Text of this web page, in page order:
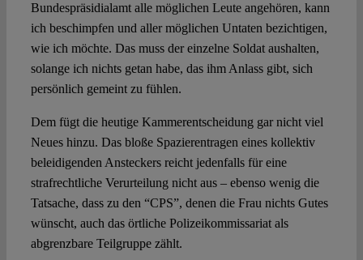
Bundespräsidialamt alle möglichen Leute angehören, kann
ich beschimpfen und aller möglichen Untaten bezichtigen,
wie ich möchte. Das muss der einzelne Soldat aushalten,
solange ich nichts getan habe, das ihm Anlass gibt, sich
persönlich gemeint zu fühlen.
Dem fügt die heutige Kammerentscheidung gar nicht viel
Neues hinzu. Das bloße Spazierentragen eines kollektiv
beleidigenden Ansteckers reicht jedenfalls für eine
strafrechtliche Verurteilung nicht aus – ebenso wenig die
Tatsache, dass zu den “CPS”, denen die Frau nichts Gutes
wünscht, auch das örtliche Polizeikommissariat als
abgrenzbare Teilgruppe zählt.